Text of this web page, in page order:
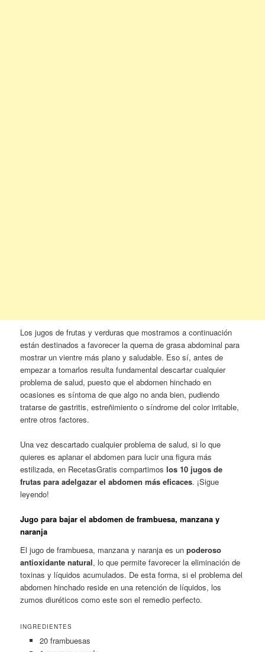
Los jugos de frutas y verduras que mostramos a continuación
están destinados a favorecer la quema de grasa abdominal para
mostrar un vientre más plano y saludable. Eso sí, antes de
empezar a tomarlos resulta fundamental descartar cualquier
problema de salud, puesto que el abdomen hinchado en
ocasiones es síntoma de que algo no anda bien, pudiendo
tratarse de gastritis, estreñimiento o síndrome del color irritable,
entre otros factores.
Una vez descartado cualquier problema de salud, si lo que
quieres es aplanar el abdomen para lucir una figura más
estilizada, en RecetasGratis compartimoslos 10 jugos de
frutas para adelgazar el abdomen más eficaces. ¡Sigue
leyendo!
Jugo para bajar el abdomen de frambuesa, manzana y
naranja
El jugo de frambuesa, manzana y naranja es unpoderoso
antioxidante natural, lo que permite favorecer la eliminación de
toxinas y líquidos acumulados. De esta forma, si el problema del
abdomen hinchado reside en una retención de líquidos, los
zumos diuréticos como este son el remedio perfecto.
INGREDIENTES
20 frambuesas